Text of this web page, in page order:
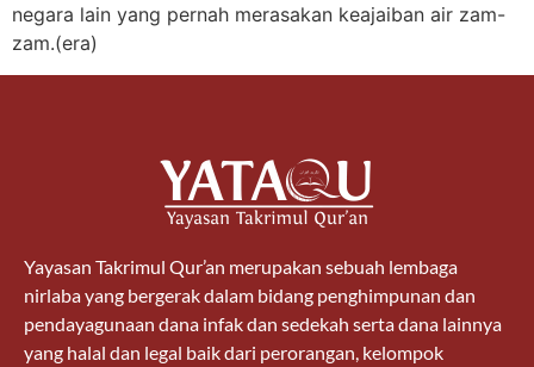
negara lain yang pernah merasakan keajaiban air zam-
zam.(era)
Yayasan Takrimul Qur’an merupakan sebuah lembaga
nirlaba yang bergerak dalam bidang penghimpunan dan
pendayagunaan dana infak dan sedekah serta dana lainnya
yang halal dan legal baik dari perorangan, kelompok